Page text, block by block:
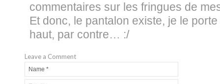
commentaires sur les fringues de
Et donc, le pantalon existe, je le
haut, par contre… :/
Leave a Comment